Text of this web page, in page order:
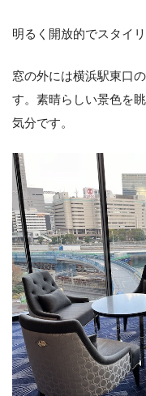
明るく開放的でスタイ
窓の外には横浜駅東口
す。素晴らしい景色を
気分です。